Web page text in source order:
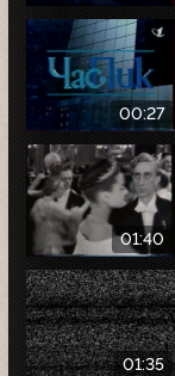
00:27
01:40
01:35